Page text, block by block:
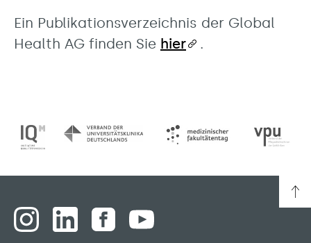
Ein Publikationsverzeichnis der Global
Health AG finden Sie hier .